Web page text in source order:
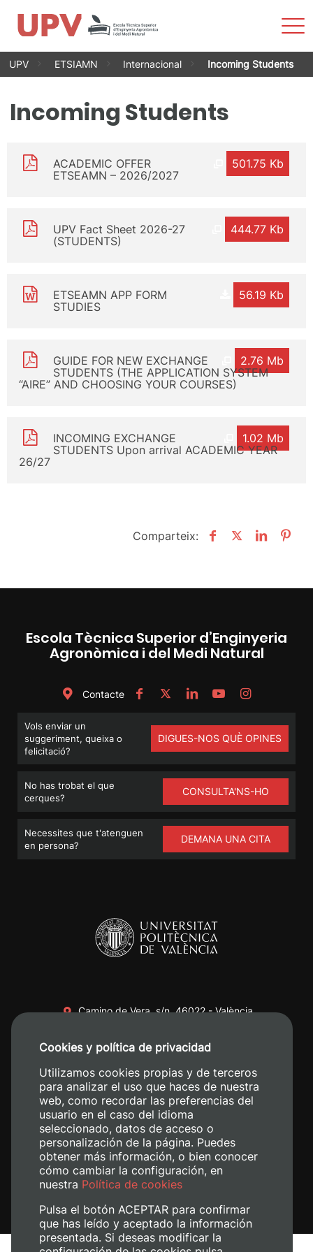
VésUPV ETSIAMN Internacional Incoming Students
Incoming Students
501.75 Kb
ACADEMIC OFFER
ETSEAMN – 2026/2027
444.77 Kb
UPV Fact Sheet 2026-27
(STUDENTS)
56.19 Kb
ETSEAMN APP FORM
STUDIES
2.76 Mb
GUIDE FOR NEW EXCHANGE
STUDENTS (THE APPLICATION SYSTEM
“AIRE” AND CHOOSING YOUR COURSES)
1.02 Mb
INCOMING EXCHANGE
STUDENTS Upon arrival ACADEMIC YEAR
26/27
Comparteix:
Escola Tècnica Superior d’Enginyeria
Agronòmica i del Medi Natural
Contacte
Vols enviar un
suggeriment, queixa o
felicitació?
DIGUES-NOS QUÈ OPINES
No has trobat el que
cerques?
CONSULTA'NS-HO
Necessites que t'atenguen
en persona?
DEMANA UNA CITA
Camino de Vera, s/n. 46022 - València
+34 620 04 00 50
Cookies y política de privacidad
Utilizamos cookies propias y de terceros
para analizar el uso que haces de nuestra
web, como recordar las preferencias del
usuario en el caso del idioma
seleccionado, datos de acceso o
personalización de la página. Puedes
obtener más información, o bien conocer
cómo cambiar la configuración, en
nuestra Política de cookies
Pulsa el botón ACEPTAR para confirmar
que has leído y aceptado la información
presentada. Si deseas modificar la